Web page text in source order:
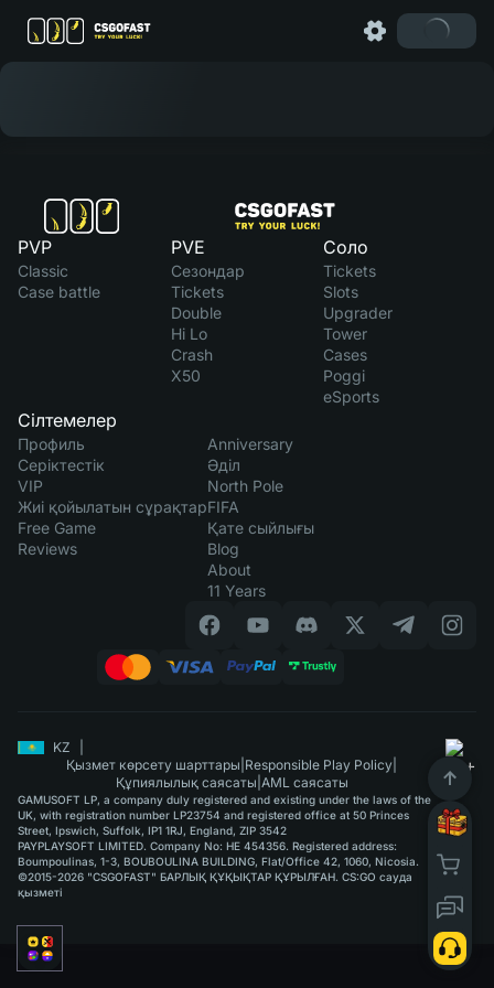
PVP
Classic
Case battle
PVE
Сезондар
Tickets
Double
Hi Lo
Crash
X50
Соло
Tickets
Slots
Upgrader
Tower
Cases
Poggi
eSports
Сілтемелер
Профиль
Серіктестік
VIP
Жиі қойылатын сұрақтар
Free Game
Reviews
Anniversary
Әділ
North Pole
FIFA
Қате сыйлығы
Blog
About
11 Years
KZ
Қызмет көрсету шарттары Responsible Play Policy
Құпиялылық саясаты AML саясаты
GAMUSOFT LP, a company duly registered and existing under the laws of the
UK, with registration number LP23754 and registered office at 50 Princes
Street, Ipswich, Suffolk, IP1 1RJ, England, ZIP 3542
PAYPLAYSOFT LIMITED. Company No: HE 454356. Registered address:
Boumpoulinas, 1-3, BOUBOULINA BUILDING, Flat/Office 42, 1060, Nicosia.
©2015-2026 "CSGOFAST" БАРЛЫҚ ҚҰҚЫҚТАР ҚҰРЫЛҒАН. CS:GO сауда
қызметі